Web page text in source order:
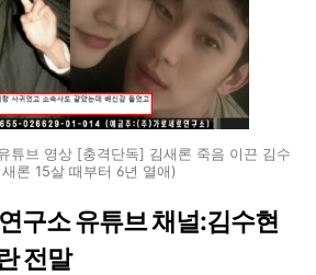
튜브 영상 [충격단독] 김새론 죽음 이끈 김수
론 15살 때부터 6년 열애)
구소 유튜브 채널:김수현
전말